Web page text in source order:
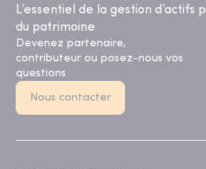
L’essentiel de la gestion d’actifs
du patrimoine
Devenez partenaire,
contributeur ou posez-nous vos
questions
Nous contacter